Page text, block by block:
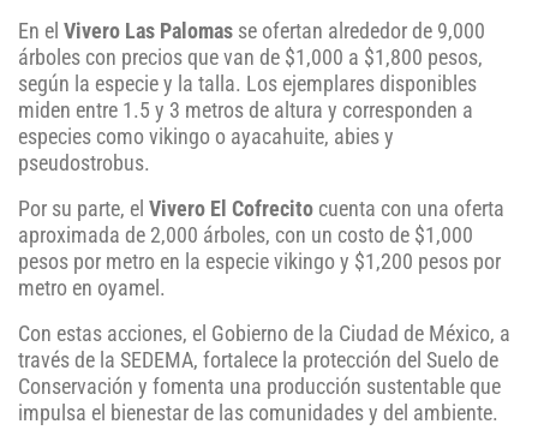
En el Vivero Las Palomas se ofertan alrededor de 9,000
árboles con precios que van de $1,000 a $1,800 pesos,
según la especie y la talla. Los ejemplares disponibles
miden entre 1.5 y 3 metros de altura y corresponden a
especies como vikingo o ayacahuite, abies y
pseudostrobus.
Por su parte, el Vivero El Cofrecito cuenta con una oferta
aproximada de 2,000 árboles, con un costo de $1,000
pesos por metro en la especie vikingo y $1,200 pesos por
metro en oyamel.
Con estas acciones, el Gobierno de la Ciudad de México, a
través de la SEDEMA, fortalece la protección del Suelo de
Conservación y fomenta una producción sustentable que
impulsa el bienestar de las comunidades y del ambiente.